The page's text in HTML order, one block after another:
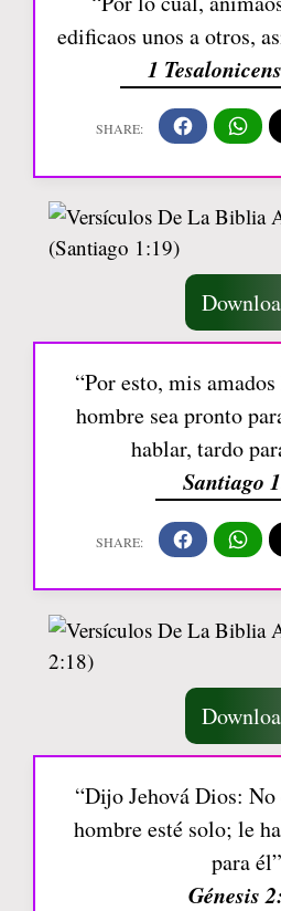
edificaos unos a otros,
1
“Por esto, mis
hombre sea pronto
hablar, tardo
Santiago
“Dijo Jehová Dios: No
hombre esté solo; le
para él”
Génesis